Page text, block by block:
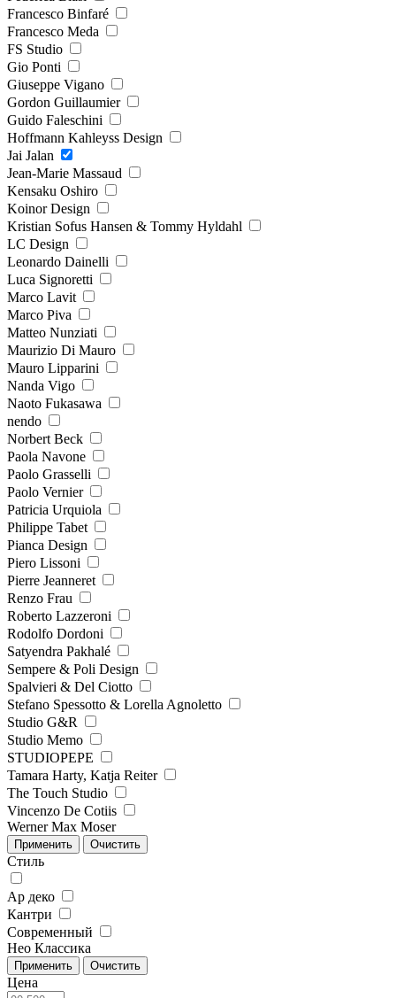
Francesco Binfaré
Francesco Meda
FS Studio
Gio Ponti
Giuseppe Vigano
Gordon Guillaumier
Guido Faleschini
Hoffmann Kahleyss Design
Jai Jalan
Jean-Marie Massaud
Kensaku Oshiro
Koinor Design
Kristian Sofus Hansen & Tommy Hyldahl
LC Design
Leonardo Dainelli
Luca Signoretti
Marco Lavit
Marco Piva
Matteo Nunziati
Maurizio Di Mauro
Mauro Lipparini
Nanda Vigo
Naoto Fukasawa
nendo
Norbert Beck
Paola Navone
Paolo Grasselli
Paolo Vernier
Patricia Urquiola
Philippe Tabet
Pianca Design
Piero Lissoni
Pierre Jeanneret
Renzo Frau
Roberto Lazzeroni
Rodolfo Dordoni
Satyendra Pakhalé
Sempere & Poli Design
Spalvieri & Del Ciotto
Stefano Spessotto & Lorella Agnoletto
Studio G&R
Studio Memo
STUDIOPEPE
Tamara Harty, Katja Reiter
The Touch Studio
Vincenzo De Cotiis
Werner Max Moser
Стиль
Ар деко
Кантри
Современный
Нео Классика
Цена